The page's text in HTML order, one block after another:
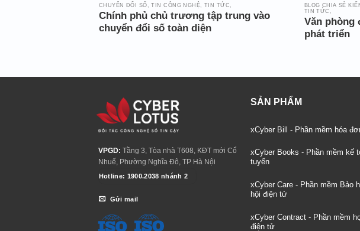
CHUYỂN ĐỔI SỐ, TIN CÔNG NGHỆ, TIN TỨC,
Chính phủ chủ trương tập trung vào
chuyển đổi số toàn diện
BLOG CHIA SẺ
TIN TỨC,
Văn phòng
phát triển
VPGD: Tầng 3, Tòa nhà T608, KĐT mới Cổ
Nhuế, Phường Nghĩa Đô, TP Hà Nội
Hotline: 1900.2038 nhánh 2
Gửi mail
SẢN PHẨM
xCyber Bill - Phần mềm hóa
xCyber Books - Phần mềm kế
tuyến
xCyber Care - Phần mềm Bảo
hội điện tử
xCyber Contract - Phần mềm
điện tử